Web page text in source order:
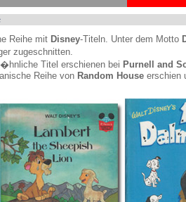
Reihe mit Disney-Titeln. Unter dem Motto
zugeschnitten.
Titel erschienen bei Purnell and
Reihe von Random House erschien